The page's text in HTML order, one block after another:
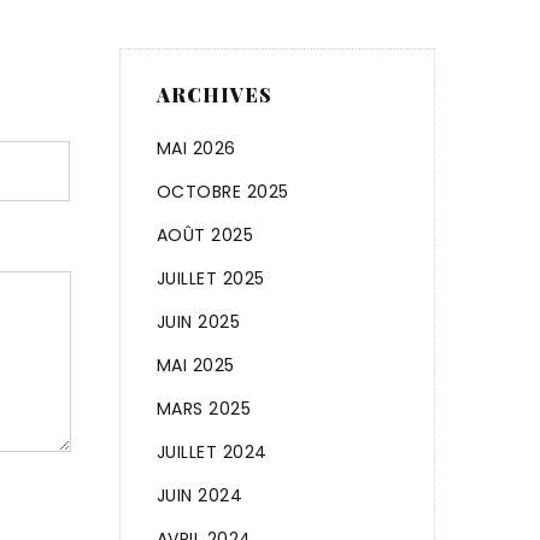
ARCHIVES
MAI 2026
OCTOBRE 2025
AOÛT 2025
JUILLET 2025
JUIN 2025
MAI 2025
MARS 2025
JUILLET 2024
JUIN 2024